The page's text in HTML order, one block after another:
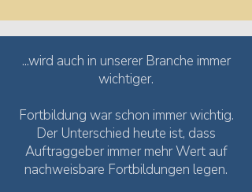
...wird auch in unserer Branche immer
wichtiger.
Fortbildung war schon immer wichtig.
Der Unterschied heute ist, dass
Auftraggeber immer mehr Wert auf
nachweisbare Fortbildungen legen.